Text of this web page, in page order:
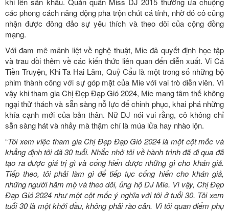
các phong cách năng động pha trộn chút cá tính, nhờ đó cô cũng
nhận được đông đảo sự yêu thích và theo dõi của cộng đồng
mạng.
Với đam mê mãnh liệt về nghệ thuật, Mie đã quyết định học tập
và trau dồi thêm về các kiến thức liên quan đến diễn xuất. Vi Cá
Tiền Truyện, Khi Ta Hai Lăm, Quỷ Cẩu là một trong số những bộ
phim thành công với sự góp mặt của Mie với vai trò diễn viên. Vì
vậy khi tham gia Chị Đẹp Đạp Gió 2024, Mie mang tâm thế không
ngại thử thách và sẵn sàng nỗ lực để chinh phục, khai phá những
khía cạnh mới của bản thân. Nữ DJ nói vui rằng, cô không chỉ
sẵn sàng hát và nhảy mà thậm chí là múa lửa hay nhào lộn.
“Tôi xem việc tham gia Chị Đẹp Đạp Gió 2024 là một cột mốc và
khẳng định tôi đã 30 tuổi. Nhắc nhở tôi về hành trình đã đi qua đã
tạo ra được giá trị gì và cống hiến được những gì cho khán giả.
Tiếp theo, tôi phải làm gì để tiếp tục cống hiến cho khán giả,
những người hâm mộ và theo dõi, ủng hộ DJ Mie. Vì vậy, Chị Đẹp
Đạp Gió 2024 như một cột mốc ý nghĩa với tôi ở tuổi 30. Tôi xem
tuổi 30 là một khởi đầu, không phải rào cản. Vì tôi quan điểm phụ